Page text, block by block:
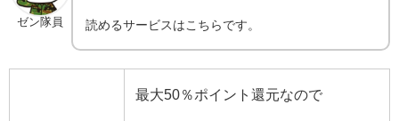
ゼン隊員 読めるサービスはこちらです。
最大50％ポイント還元なので